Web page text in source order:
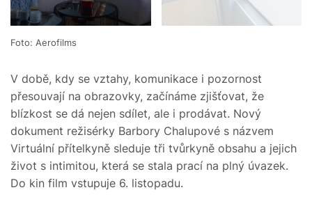
Foto: Aerofilms
V době, kdy se vztahy, komunikace i pozornost
přesouvají na obrazovky, začínáme zjišťovat, že
blízkost se dá nejen sdílet, ale i prodávat. Nový
dokument režisérky Barbory Chalupové s názvem
Virtuální přítelkyně sleduje tři tvůrkyně obsahu a jejich
život s intimitou, která se stala prací na plný úvazek.
Do kin film vstupuje 6. listopadu.